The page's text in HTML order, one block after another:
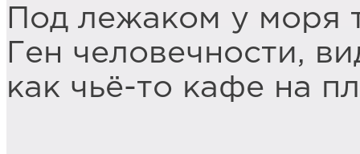
Под лежаком у моря
Ген человечности,
как чьё-то кафе на